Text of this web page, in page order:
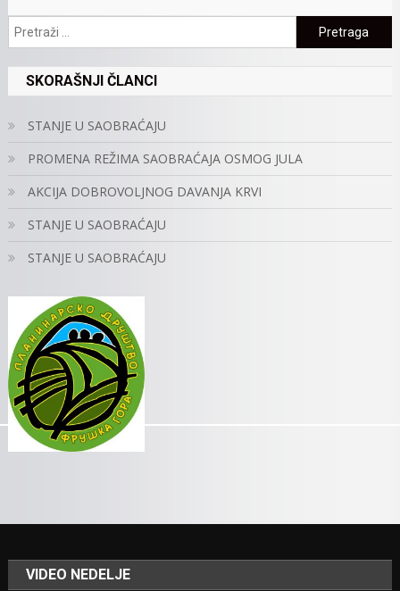
Pretraga:
SKORAŠNJI ČLANCI
STANJE U SAOBRAĆAJU
PROMENA REŽIMA SAOBRAĆAJA OSMOG JULA
AKCIJA DOBROVOLJNOG DAVANJA KRVI
STANJE U SAOBRAĆAJU
STANJE U SAOBRAĆAJU
VIDEO NEDELJE